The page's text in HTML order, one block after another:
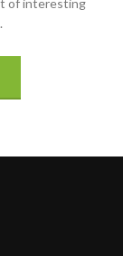
of interesting